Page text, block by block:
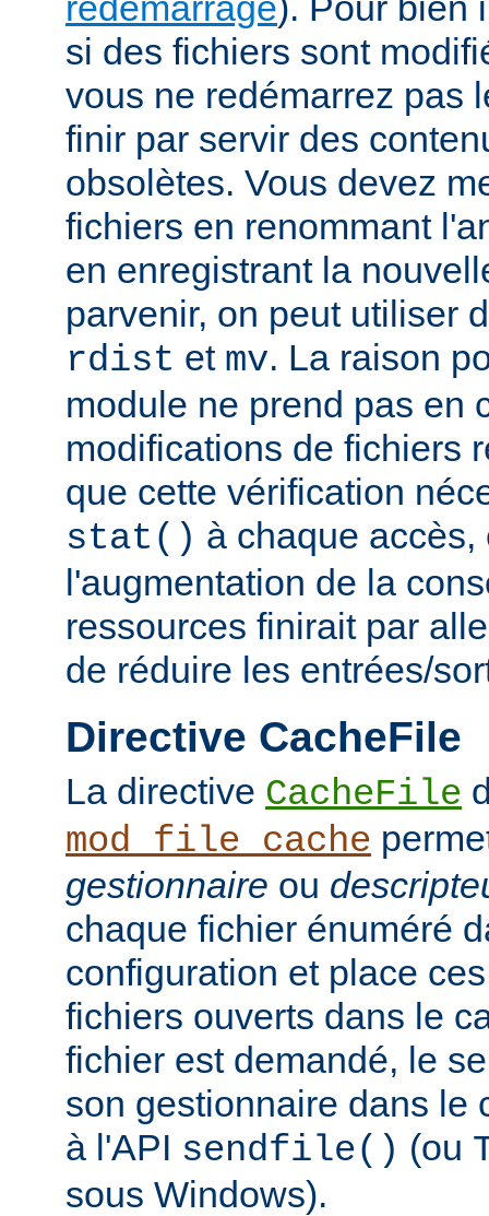
si des fichiers sont
vous ne redémarrez pas
finir par servir des
obsolètes. Vous devez
fichiers en renommant
en enregistrant la
parvenir, on peut utiliser
rdist et mv. La raison
module ne prend pas en
modifications de fichiers
que cette vérification
stat() à chaque
l'augmentation de la
ressources finirait par
de réduire les entrées/
Directive CacheFile
La directive CacheFile
mod_file_cache
gestionnaire ou
chaque fichier énuméré
configuration et place
fichiers ouverts dans le
fichier est demandé, le
son gestionnaire dans le
à l'API sendfile() (ou
sous Windows).